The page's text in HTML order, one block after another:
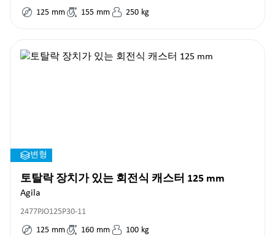
125 mm 155 mm 250 kg
변형
토탈락 장치가 있는 회전식 캐스터 125 mm
Agila
2477PJO125P30-11
125 mm 160 mm 100 kg